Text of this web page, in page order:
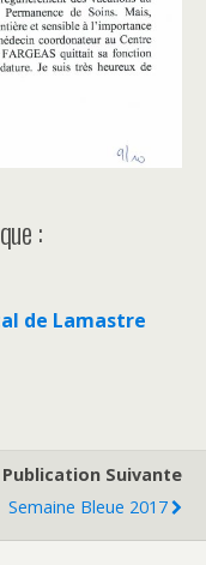
:
de Lamastre
Publication Suivante
Semaine Bleue 2017